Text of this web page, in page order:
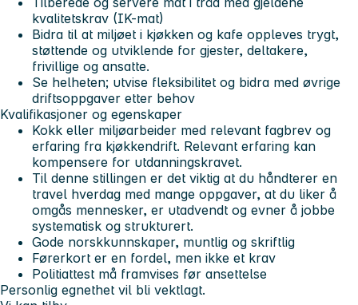
kvalitetskrav (IK-mat)
Bidra til at miljøet i kjøkken og kafe oppleves trygt,
støttende og utviklende for gjester, deltakere,
frivillige og ansatte.
Se helheten; utvise fleksibilitet og bidra med øvrige
driftsoppgaver etter behov
Kvalifikasjoner og egenskaper
Kokk eller miljøarbeider med relevant fagbrev og
erfaring fra kjøkkendrift. Relevant erfaring kan
kompensere for utdanningskravet.
Til denne stillingen er det viktig at du håndterer en
travel hverdag med mange oppgaver, at du liker å
omgås mennesker, er utadvendt og evner å jobbe
systematisk og strukturert.
Gode norskkunnskaper, muntlig og skriftlig
Førerkort er en fordel, men ikke et krav
Politiattest må framvises før ansettelse
Personlig egnethet vil bli vektlagt.